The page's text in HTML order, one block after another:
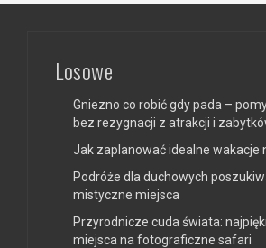
Losowe
Gniezno co robić gdy pada –
bez rezygnacji z atrakcji i
Jak zaplanować idealne wakacje
Podróże dla duchowych
mistyczne miejsca
Przyrodnicze cuda świata:
miejsca na fotograficzne safari